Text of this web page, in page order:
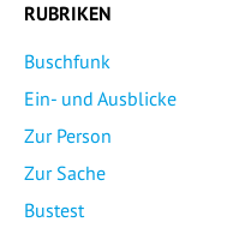
RUBRIKEN
Buschfunk
Ein- und Ausblicke
Zur Person
Zur Sache
Bustest